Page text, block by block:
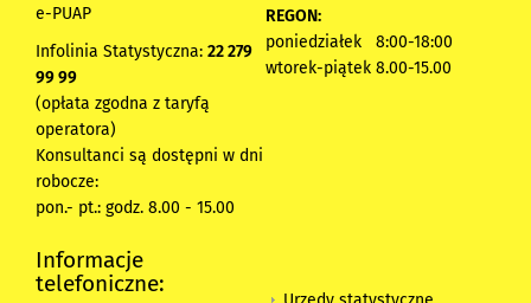
e-PUAP
Infolinia Statystyczna: 22 279
99 99
(opłata zgodna z taryfą
operatora)
Konsultanci są dostępni w dni
robocze:
pon.- pt.: godz. 8.00 - 15.00
REGON:
poniedziałek 8:00-18:00
wtorek-piątek 8.00-15.00
Informacje
telefoniczne: